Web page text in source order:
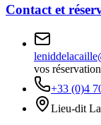
Contact et
vos
+33 (0)4
Lieu-dit